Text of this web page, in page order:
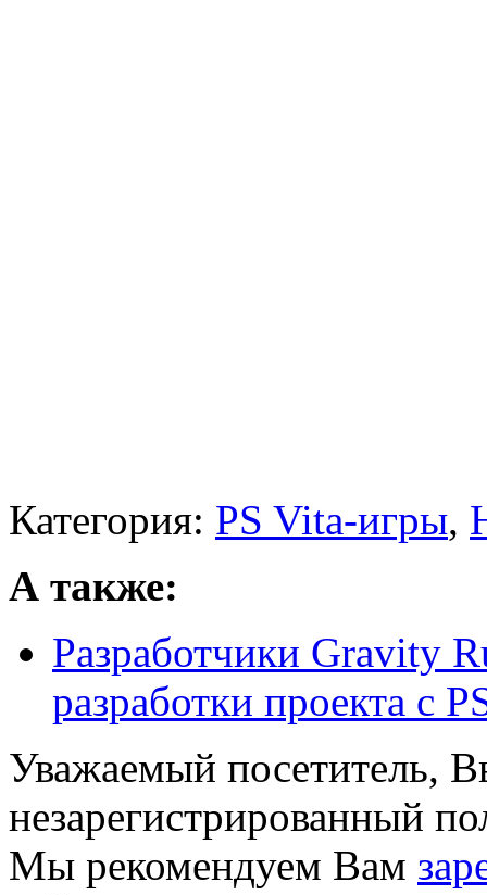
Категория: PS Vita-игры,
А также:
Разработчики Gravity
разработки проекта с
Уважаемый посетитель,
незарегистрированный
Мы рекомендуем Вам